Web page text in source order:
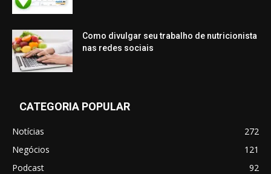
Como divulgar seu trabalho de nutricionista
nas redes sociais
CATEGORIA POPULAR
Notícias
272
Negócios
121
Podcast
92